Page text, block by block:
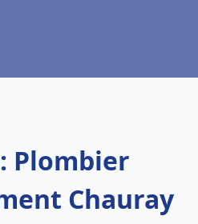
Plombier
Chauray